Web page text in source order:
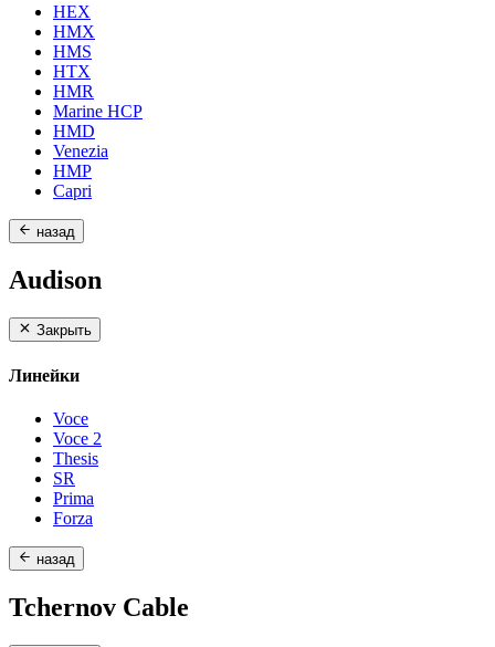
HEX
HMX
HMS
HTX
HMR
Marine HCP
HMD
Venezia
HMP
Capri
назад
Audison
Закрыть
Линейки
Voce
Voce 2
Thesis
SR
Prima
Forza
назад
Tchernov Cable